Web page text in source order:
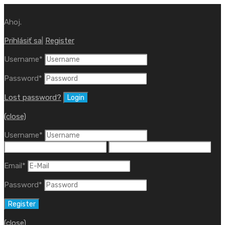
Ahoj.
Prihlásiť sa Register
Username*
Password*
Lost password?
(close)
Username*
Email*
Password*
(close)